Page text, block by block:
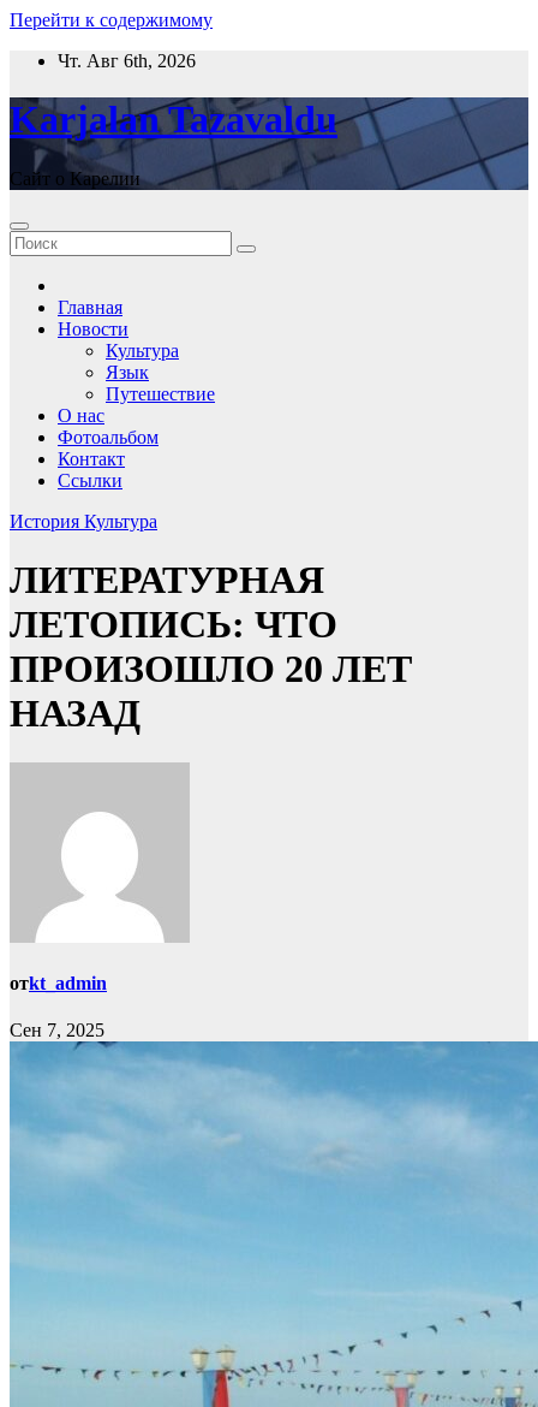
Перейти к содержимому
Чт. Авг 6th, 2026
Karjalan Tazavaldu
Сайт о Карелии
Главная
Новости
Культура
Язык
Путешествие
О нас
Фотоальбом
Контакт
Ссылки
История Культура
ЛИТЕРАТУРНАЯ
ЛЕТОПИСЬ: ЧТО
ПРОИЗОШЛО 20 ЛЕТ
НАЗАД
отkt_admin
Сен 7, 2025